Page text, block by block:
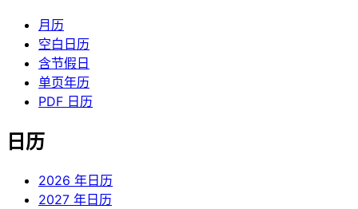
月历
空白日历
含节假日
单页年历
PDF 日历
日历
2026 年日历
2027 年日历